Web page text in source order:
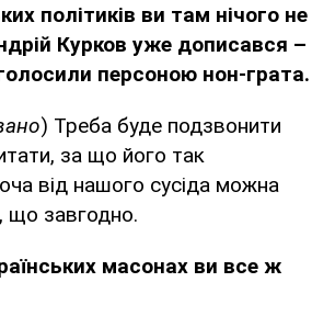
політиків ви там нічого не
Курков уже дописався –
персоною нон-грата.
) Треба буде подзвонити
за що його так
від нашого сусіда можна
що завгодно.
масонах ви все ж